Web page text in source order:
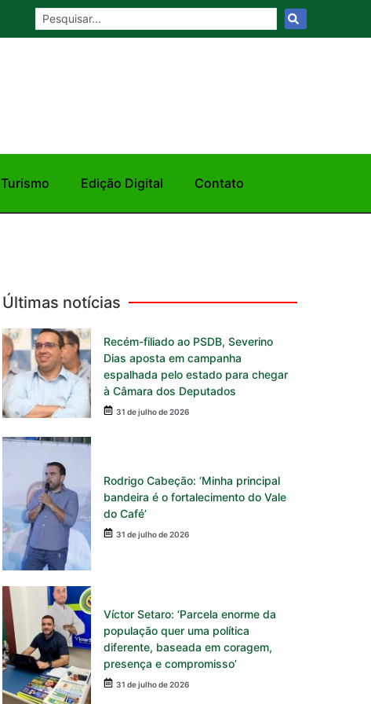
Turismo Edição Digital Contato
Últimas notícias
Recém-filiado ao PSDB, Severino
Dias aposta em campanha
espalhada pelo estado para chegar
à Câmara dos Deputados
31 de julho de 2026
Rodrigo Cabeção: ‘Minha principal
bandeira é o fortalecimento do Vale
do Café’
31 de julho de 2026
Víctor Setaro: ‘Parcela enorme da
população quer uma política
diferente, baseada em coragem,
presença e compromisso’
31 de julho de 2026